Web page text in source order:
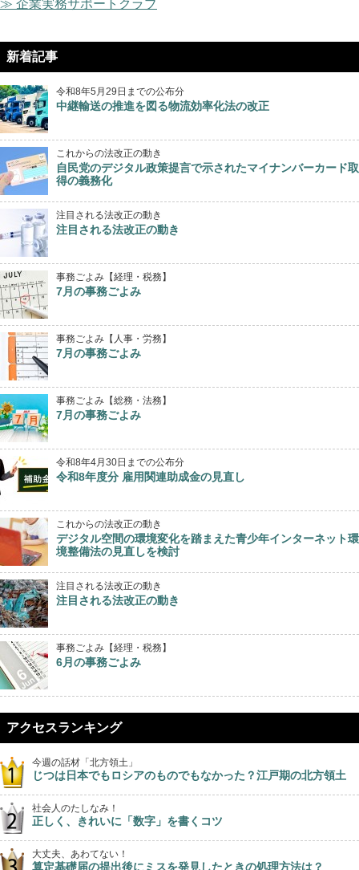
≫ 企業実務サポートクラブ
新着記事
令和8年5月29日までの公布分
中継輸送の推進を図る物流効率化法の改正
これからの法改正の動き
自民党のデジタル政策提言で示されたマイナンバーカード取
得の義務化
注目される法改正の動き
注目される法改正の動き
事務ごよみ【経理・税務】
7月の事務ごよみ
事務ごよみ【人事・労務】
7月の事務ごよみ
事務ごよみ【総務・法務】
7月の事務ごよみ
令和8年4月30日までの公布分
令和8年度分 雇用関連助成金の見直し
これからの法改正の動き
デジタル空間の環境変化を踏まえた青少年インターネット環
境整備法の見直しを検討
注目される法改正の動き
注目される法改正の動き
事務ごよみ【経理・税務】
6月の事務ごよみ
アクセスランキング
今週の話材「北方領土」
じつは日本でもロシアのものでもなかった？江戸期の北方領土
社会人のたしなみ！
正しく、きれいに「数字」を書くコツ
大丈夫、あわてない！
算定基礎届の提出後にミスを発見したときの処理方法は？